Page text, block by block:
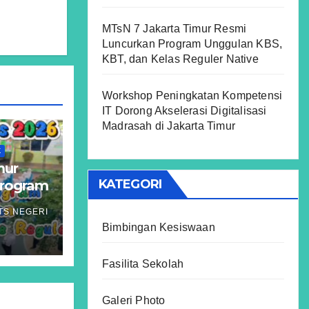
dan
NEGERI
MTsN 7 Jakarta Timur Resmi
Luncurkan Program Unggulan KBS,
KBT, dan Kelas Reguler Native
Workshop Peningkatan Kompetensi
IT Dorong Akselerasi Digitalisasi
Madrasah di Jakarta Timur
KATEGORI
Bimbingan Kesiswaan
Fasilita Sekolah
Galeri Photo